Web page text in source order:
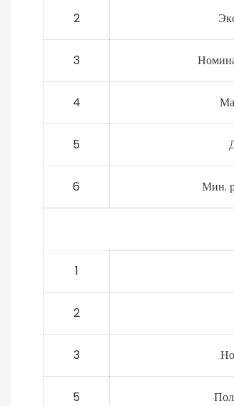
2
3
4
5
6 Мин.
1
2
3
5